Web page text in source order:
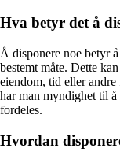
Hva betyr det å
Å disponere noe betyr
bestemt måte. Dette
eiendom, tid eller
har man myndighet til å
fordeles.
Hvordan